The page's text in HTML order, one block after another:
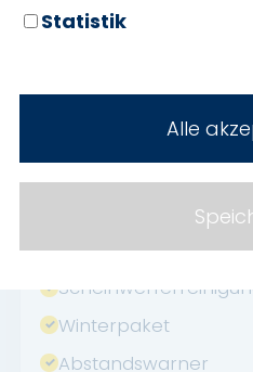
Sitzheizung hinten
Sprachsteuerung
Touchscreen
Sommerreifen
Winterpaket
Abstandswarner
Statistik
Alle